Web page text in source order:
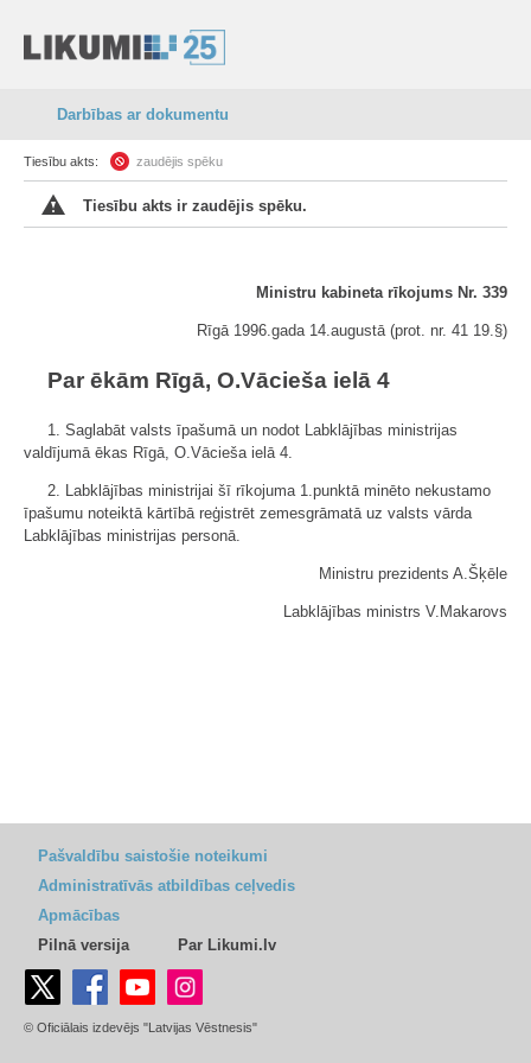
Darbības ar dokumentu
Tiesību akts: zaudējis spēku
Tiesību akts ir zaudējis spēku.
Ministru kabineta rīkojums Nr. 339
Rīgā 1996.gada 14.augustā (prot. nr. 41 19.§)
Par ēkām Rīgā, O.Vācieša ielā 4
1. Saglabāt valsts īpašumā un nodot Labklājības ministrijas
valdījumā ēkas Rīgā, O.Vācieša ielā 4.
2. Labklājības ministrijai šī rīkojuma 1.punktā minēto nekustamo
īpašumu noteiktā kārtībā reģistrēt zemesgrāmatā uz valsts vārda
Labklājības ministrijas personā.
Ministru prezidents A.Šķēle
Labklājības ministrs V.Makarovs
Pašvaldību saistošie noteikumi
Administratīvās atbildības ceļvedis
Apmācības
Pilnā versija
Par Likumi.lv
© Oficiālais izdevējs "Latvijas Vēstnesis"